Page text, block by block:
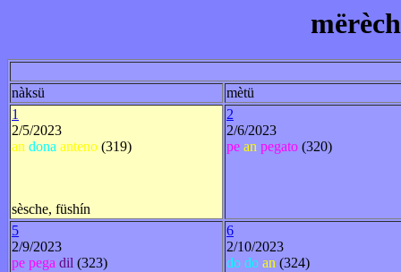
nàksü
mètü
1
2/5/2023
an dona anteno (319)
sèsche, füshín
2
2/6/2023
pe an pegato (320)
5
2/9/2023
pe pega dil (323)
6
2/10/2023
do do an (324)